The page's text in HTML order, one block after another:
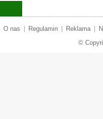
O nas Regulamin Reklama
©